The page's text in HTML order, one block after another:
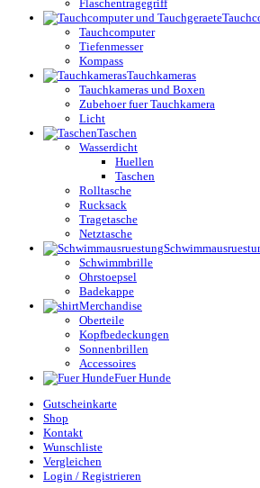
Flaschentragegriff
Tauchcomputer
Tiefenmesser
Kompass
Tauchkameras
Tauchkameras und Boxen
Zubehoer fuer Tauchkamera
Licht
Taschen
Wasserdicht
Huellen
Taschen
Rolltasche
Rucksack
Tragetasche
Netztasche
Schwimmbrille
Ohrstoepsel
Badekappe
Merchandise
Oberteile
Kopfbedeckungen
Sonnenbrillen
Accessoires
Fuer Hunde
Gutscheinkarte
Shop
Kontakt
Wunschliste
Vergleichen
Login / Registrieren